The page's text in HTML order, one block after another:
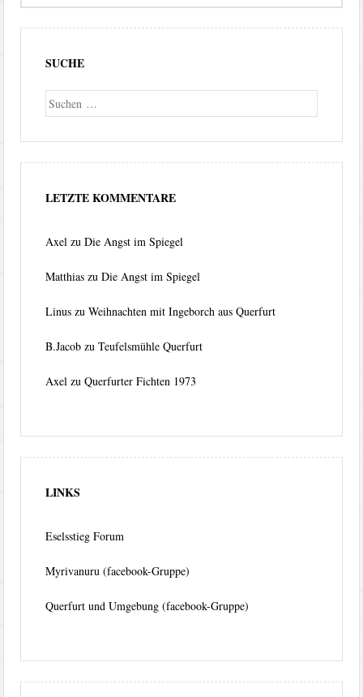
SUCHE
Suche
LETZTE KOMMENTARE
Axel zuDie Angst im Spiegel
Matthias zuDie Angst im Spiegel
Linus zuWeihnachten mit Ingeborch aus Querfurt
B.Jacob zuTeufelsmühle Querfurt
Axel zuQuerfurter Fichten 1973
LINKS
Eselsstieg Forum
Myrivanuru (facebook-Gruppe)
Querfurt und Umgebung (facebook-Gruppe)